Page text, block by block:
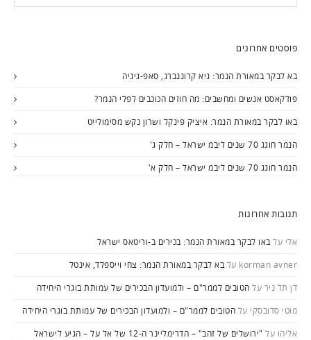
פוסטים אחרונים
בא לבקר במאורת הנמר: גיא קרוננברג, סאפ-גיגיה
פודקאסט אנשים ומחשבים: מה חוזים הכוכבים לפלי הנמר?
באו לבקר במאורת הנמר: איציק פינקל ושרון נקש מסימולייט
הנמר חוגג 70 שנים ליבמ ישראל – חלק ג'
הנמר חוגג 70 שנים ליבמ ישראל – חלק א'
תגובות אחרונות
אלי עלבאו לבקר במאורת הנמר: בכירים ב-וריטאס ישראל
korman avner עלבא לבקר במאורת הנמר: צחי וייספלד, אינטל
דן תל ניר על הטובים לממר"ם – ולמועדון הבכירים של עמותת בוגרי היחידה
מוטי סדובסקי על הטובים לממר"ם – ולמועדון הבכירים של עמותת בוגרי היחידה
אליהו על "ירושלים של זהב" – הדרימליינר ה-12 של אל על – הגיע לישראל